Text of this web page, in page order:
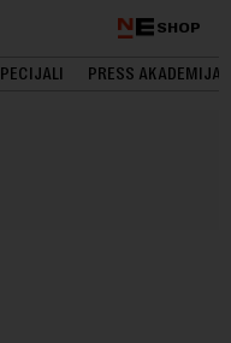
SHOP
PRESS AKADEMIJA